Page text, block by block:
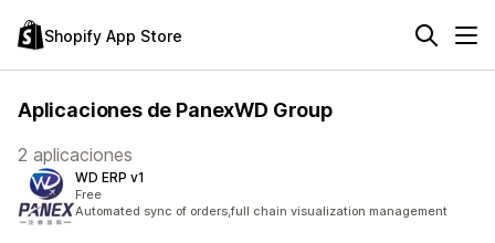
Shopify App Store
Aplicaciones de PanexWD Group
2 aplicaciones
WD ERP v1
Free
Automated sync of orders,full chain visualization management